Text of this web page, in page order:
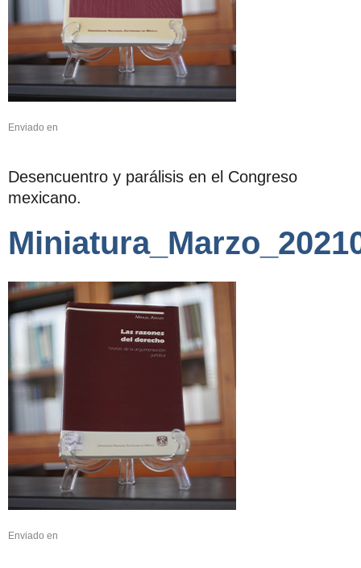
Enviado en
Desencuentro y parálisis en el Congreso
mexicano.
Enviado en